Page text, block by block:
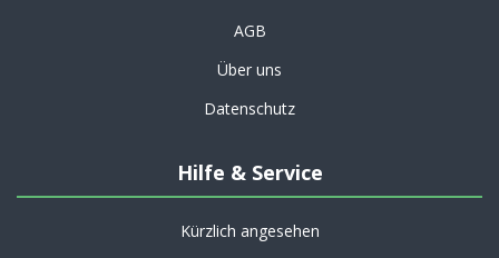
AGB
Über uns
Datenschutz
Hilfe & Service
Kürzlich angesehen